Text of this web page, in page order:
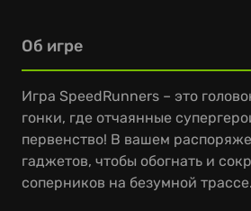
Об игре
Игра SpeedRunners – это
гонки, где отчаянные
первенство! В вашем
гаджетов, чтобы обогнать и
соперников на безумной трассе.